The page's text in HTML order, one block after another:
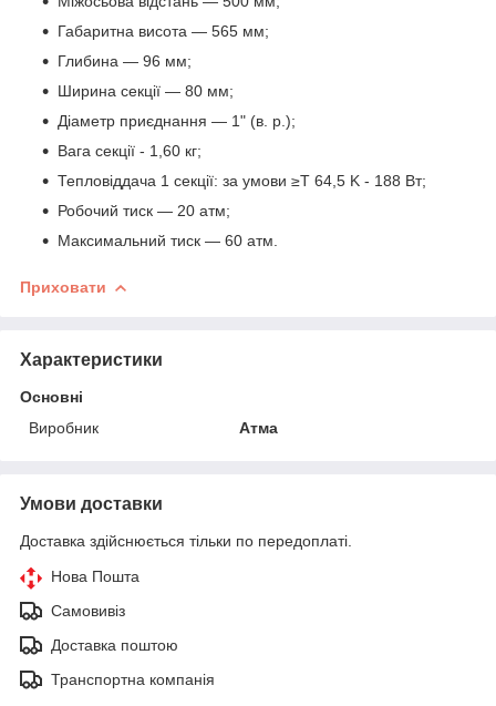
Габаритна висота — 565 мм;
Глибина — 96 мм;
Ширина секції — 80 мм;
Діаметр приєднання — 1" (в. р.);
Вага секції - 1,60 кг;
Тепловіддача 1 секції: за умови ≥T 64,5 K - 188 Вт;
Робочий тиск — 20 атм;
Максимальний тиск — 60 атм.
Приховати
Характеристики
Основні
Виробник
Атма
Умови доставки
Доставка здійснюється тільки по передоплаті.
Нова Пошта
Самовивіз
Доставка поштою
Транспортна компанія